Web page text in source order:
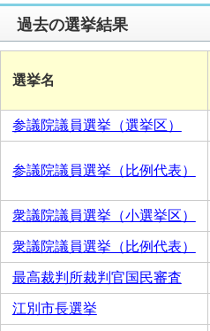
過去の選挙結果
選挙名
参議院議員選挙（選挙区）
参議院議員選挙（比例代表）
衆議院議員選挙（小選挙区）
衆議院議員選挙（比例代表）
最高裁判所裁判官国民審査
江別市長選挙